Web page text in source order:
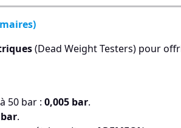
(Dead Weight Testers) pour
50 bar : 0,005 bar.
.